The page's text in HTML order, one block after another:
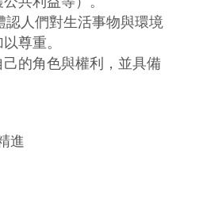
認人們對生活事物與環境
尊重。
的角色與權利，並具備
進